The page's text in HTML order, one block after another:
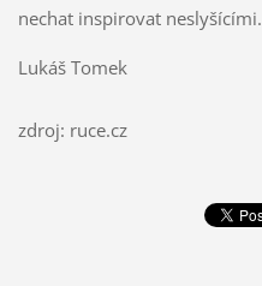
nechat inspirovat neslyšícími.
Lukáš Tomek
zdroj: ruce.cz